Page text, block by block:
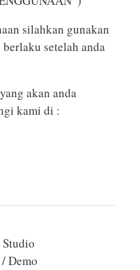
silahkan gunakan
setelah anda
akan anda
kami di :
Demo